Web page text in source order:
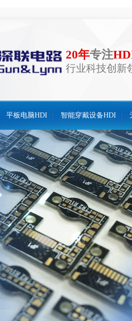
20年专注
行业科技创新
平板电脑HDI 智能穿戴设备HDI